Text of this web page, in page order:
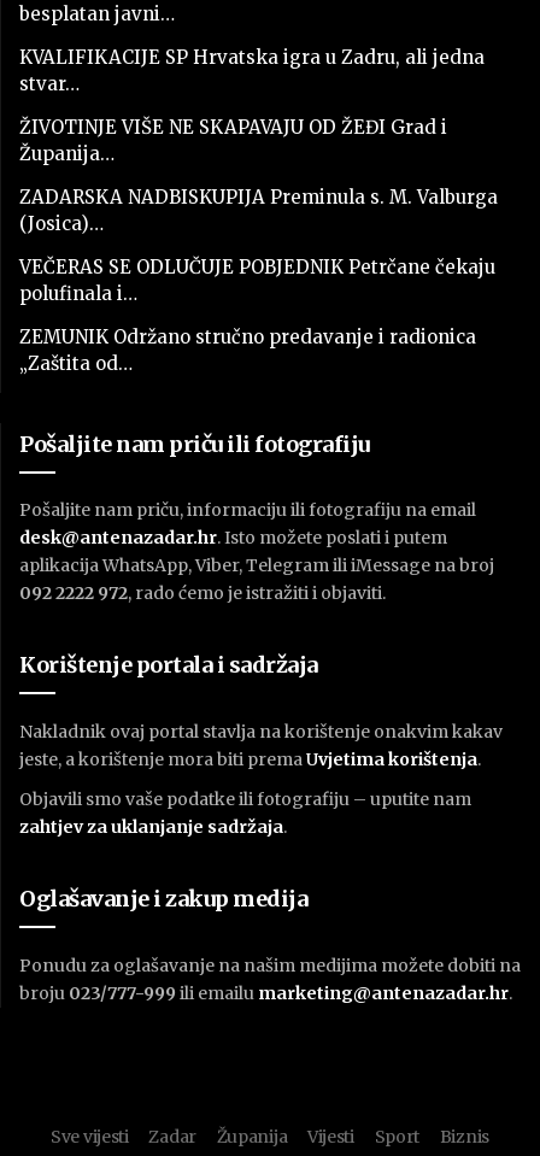
besplatan javni…
KVALIFIKACIJE SP Hrvatska igra u Zadru, ali jedna
stvar…
ŽIVOTINJE VIŠE NE SKAPAVAJU OD ŽEĐI Grad i
Županija…
ZADARSKA NADBISKUPIJA Preminula s. M. Valburga
(Josica)…
VEČERAS SE ODLUČUJE POBJEDNIK Petrčane čekaju
polufinala i…
ZEMUNIK Održano stručno predavanje i radionica
„Zaštita od…
Pošaljite nam priču ili fotografiju
Pošaljite nam priču, informaciju ili fotografiju na email
desk@antenazadar.hr. Isto možete poslati i putem
aplikacija WhatsApp, Viber, Telegram ili iMessage na broj
092 2222 972, rado ćemo je istražiti i objaviti.
Korištenje portala i sadržaja
Nakladnik ovaj portal stavlja na korištenje onakvim kakav
jeste, a korištenje mora biti premaUvjetima korištenja.
Objavili smo vaše podatke ili fotografiju – uputite nam
zahtjev za uklanjanje sadržaja.
Oglašavanje i zakup medija
Ponudu za oglašavanje na našim medijima možete dobiti na
broju 023/777-999 ili emailu marketing@antenazadar.hr.
Sve vijesti Zadar Županija Vijesti Sport Biznis